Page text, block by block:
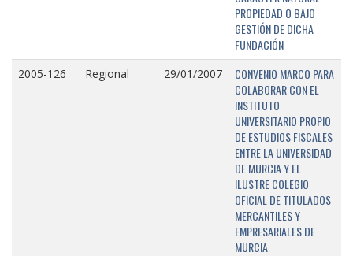
PROPIEDAD O BAJO
GESTIÓN DE DICHA
FUNDACIÓN
2005-126 Regional 29/01/2007
CONVENIO MARCO PARA
COLABORAR CON EL
INSTITUTO
UNIVERSITARIO PROPIO
DE ESTUDIOS FISCALES
ENTRE LA UNIVERSIDAD
DE MURCIA Y EL
ILUSTRE COLEGIO
OFICIAL DE TITULADOS
MERCANTILES Y
EMPRESARIALES DE
MURCIA